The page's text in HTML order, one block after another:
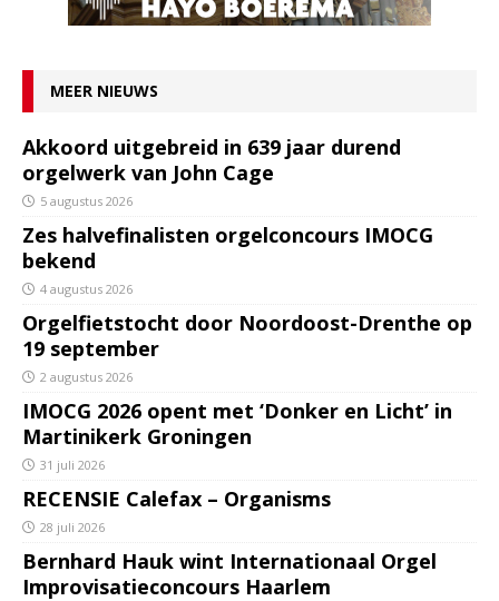
MEER NIEUWS
Akkoord uitgebreid in 639 jaar durend
orgelwerk van John Cage
5 augustus 2026
Zes halvefinalisten orgelconcours IMOCG
bekend
4 augustus 2026
Orgelfietstocht door Noordoost-Drenthe op
19 september
2 augustus 2026
IMOCG 2026 opent met ‘Donker en Licht’ in
Martinikerk Groningen
31 juli 2026
RECENSIE Calefax – Organisms
28 juli 2026
Bernhard Hauk wint Internationaal Orgel
Improvisatieconcours Haarlem